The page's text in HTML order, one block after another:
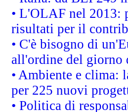
• L'OLAF nel
risultati per il
• C'è bisogno di
all'ordine del giorno
• Ambiente e clima:
per 225 nuovi
• Politica di